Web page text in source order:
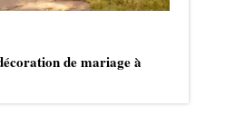
de mariage à